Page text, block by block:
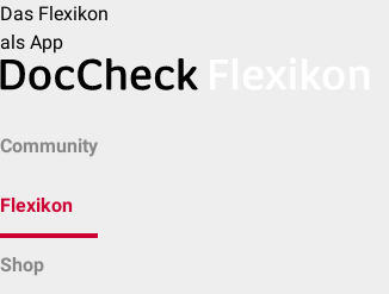
Das Flexikon
als App
Community
Flexikon
Shop